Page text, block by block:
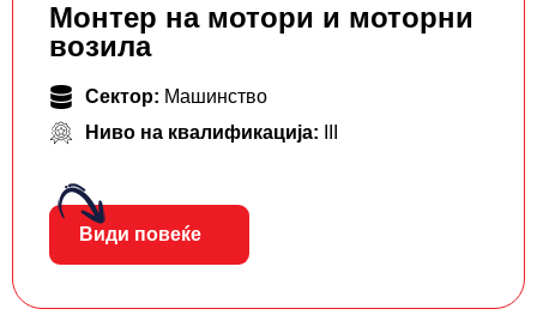
Монтер на мотори и моторни
возила
Сектор: Машинство
Ниво на квалификација:
Види повеќе